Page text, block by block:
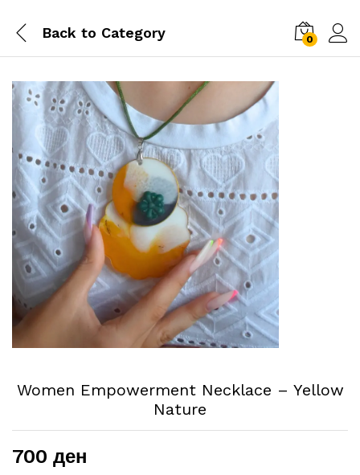
Back to Category 0
Women Empowerment Necklace – Yellow
Nature
700 ден